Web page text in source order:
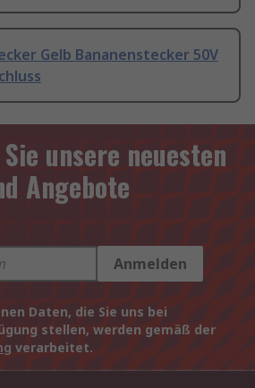
Gelb Bananenstecker 50V
unsere neuesten
Angebote
Anmelden
Daten, die Sie uns bei
stellen, werden gemäß der
verarbeitet.